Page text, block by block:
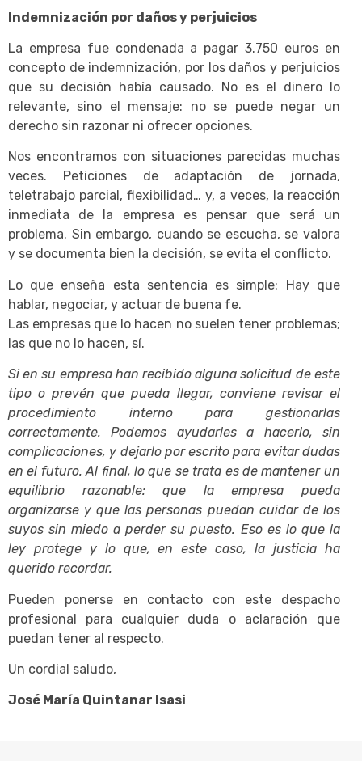
Indemnización por daños y perjuicios
La empresa fue condenada a pagar 3.750 euros en
concepto de indemnización, por los daños y perjuicios
que su decisión había causado. No es el dinero lo
relevante, sino el mensaje: no se puede negar un
derecho sin razonar ni ofrecer opciones.
Nos encontramos con situaciones parecidas muchas
veces. Peticiones de adaptación de jornada,
teletrabajo parcial, flexibilidad… y, a veces, la reacción
inmediata de la empresa es pensar que será un
problema. Sin embargo, cuando se escucha, se valora
y se documenta bien la decisión, se evita el conflicto.
Lo que enseña esta sentencia es simple: Hay que
hablar, negociar, y actuar de buena fe.
Las empresas que lo hacen no suelen tener problemas;
las que no lo hacen, sí.
Si en su empresa han recibido alguna solicitud de este
tipo o prevén que pueda llegar, conviene revisar el
procedimiento interno para gestionarlas
correctamente. Podemos ayudarles a hacerlo, sin
complicaciones, y dejarlo por escrito para evitar dudas
en el futuro. Al final, lo que se trata es de mantener un
equilibrio razonable: que la empresa pueda
organizarse y que las personas puedan cuidar de los
suyos sin miedo a perder su puesto. Eso es lo que la
ley protege y lo que, en este caso, la justicia ha
querido recordar.
Pueden ponerse en contacto con este despacho
profesional para cualquier duda o aclaración que
puedan tener al respecto.
Un cordial saludo,
José María Quintanar Isasi